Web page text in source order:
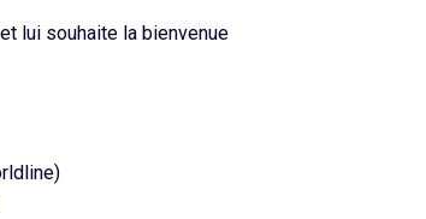
et lui souhaite la bienvenue